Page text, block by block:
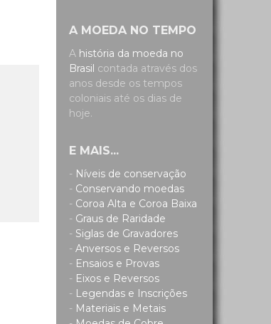
A MOEDA NO TEMPO
A história da moeda no
Brasil contada através dos
anos desde os tempos
coloniais até os dias de
hoje.
E MAIS...
- Níveis de conservação
- Conservando moedas
- Coroa Alta e Coroa Baixa
- Graus de Raridade
- Siglas de Gravadores
- Anversos e Reversos
- Ensaios e Provas
- Eixos e Reversos
- Legendas e Inscrições
- Materiais e Metais